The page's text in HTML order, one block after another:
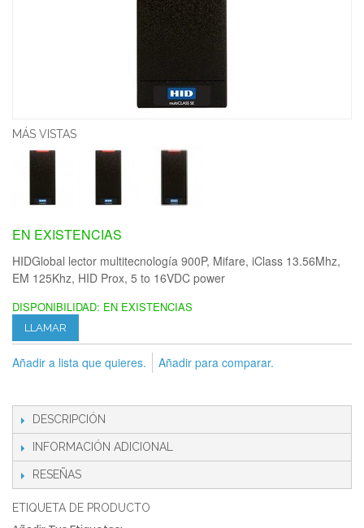
MÁS VISTAS
EN EXISTENCIAS
HIDGlobal lector multitecnología 900P, Mifare, iClass 13.56Mhz,
EM 125Khz, HID Prox, 5 to 16VDC power
DISPONIBILIDAD: EN EXISTENCIAS
LLAMAR
Añadir a lista que quieres. Añadir para comparar.
DESCRIPCIÓN
INFORMACIÓN ADICIONAL
RESEÑAS
ETIQUETA DE PRODUCTO